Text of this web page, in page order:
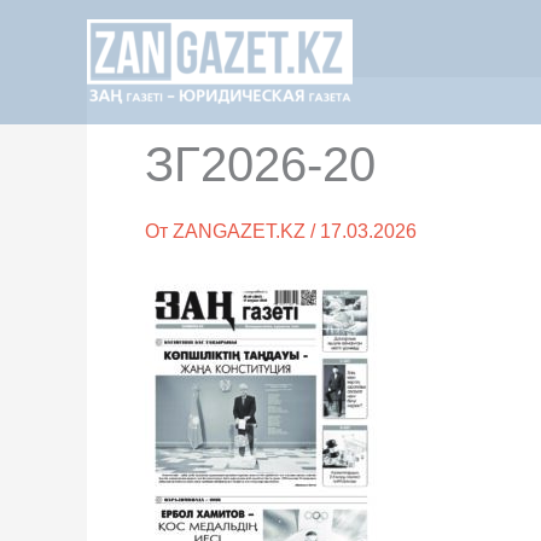
содержимому
ЗГ2026-20
От ZANGAZET.KZ / 17.03.2026